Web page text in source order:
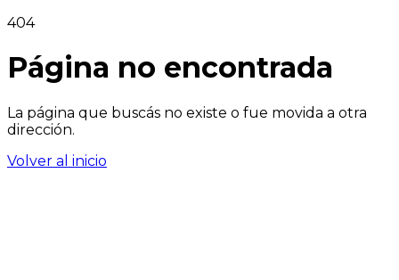
404
Página no encontrada
La página que buscás no existe o fue movida a otra
dirección.
Volver al inicio